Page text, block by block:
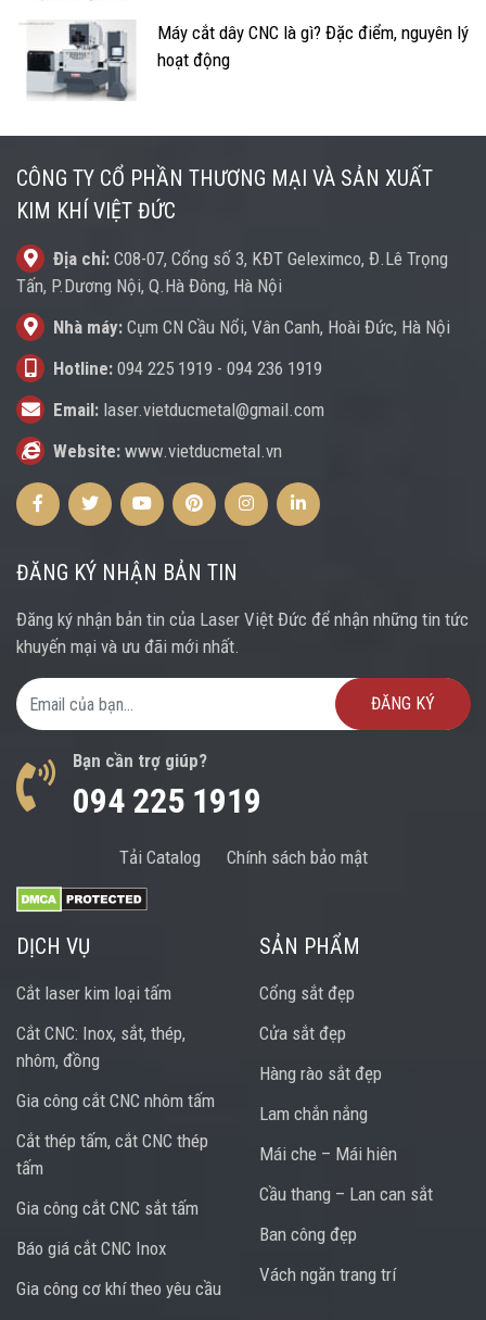
Máy cắt dây CNC là gì? Đặc điểm, nguyên lý
hoạt động
CÔNG TY CỔ PHẦN THƯƠNG MẠI VÀ SẢN XUẤT
KIM KHÍ VIỆT ĐỨC
Địa chỉ: C08-07, Cổng số 3, KĐT Geleximco, Đ.Lê Trọng
Tấn, P.Dương Nội, Q.Hà Đông, Hà Nội
Nhà máy: Cụm CN Cầu Nổi, Vân Canh, Hoài Đức, Hà Nội
Hotline: 094 225 1919 - 094 236 1919
Email: laser.vietducmetal@gmail.com
Website: www.vietducmetal.vn
FacebookTwitterYoutubePinterestInstagramInstagram
ĐĂNG KÝ NHẬN BẢN TIN
Đăng ký nhận bản tin của Laser Việt Đức để nhận những tin tức
khuyến mại và ưu đãi mới nhất.
Email Address
Bạn cần trợ giúp?
094 225 1919
Tải Catalog Chính sách bảo mật
DỊCH VỤ
Cắt laser kim loại tấm
Cắt CNC: Inox, sắt, thép,
nhôm, đồng
Gia công cắt CNC nhôm tấm
Cắt thép tấm, cắt CNC thép
tấm
Gia công cắt CNC sắt tấm
Báo giá cắt CNC Inox
Gia công cơ khí theo yêu cầu
SẢN PHẨM
Cổng sắt đẹp
Cửa sắt đẹp
Hàng rào sắt đẹp
Lam chắn nắng
Mái che – Mái hiên
Cầu thang – Lan can sắt
Ban công đẹp
Vách ngăn trang trí